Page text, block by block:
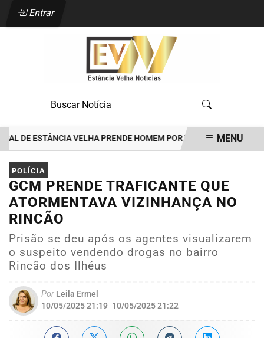
Entrar
ESTÂNCIA VELHA PRENDE HOMEM POR TENTATIVA DE
EM ALTA
MENU
POLÍCIA
GCM PRENDE TRAFICANTE QUE
ATORMENTAVA VIZINHANÇA NO
RINCÃO
Prisão se deu após os agentes visualizarem
o suspeito vendendo drogas no bairro
Rincão dos Ilhéus
Por Leila Ermel
10/05/2025 21:19 10/05/2025 21:22